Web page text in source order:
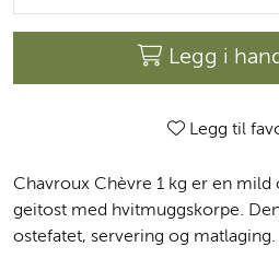
Legg i
Legg til
Chavroux Chèvre 1 kg er en
geitost med hvitmuggskorpe.
ostefatet, servering og matlaging.